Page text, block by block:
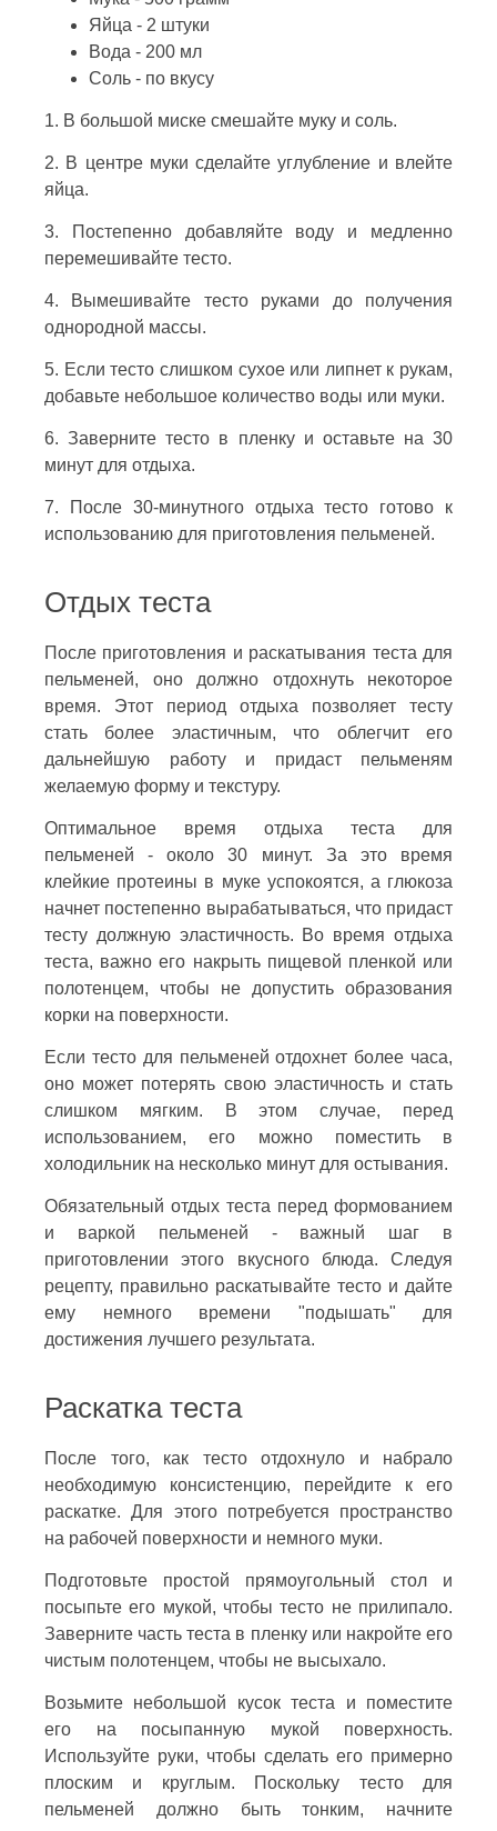
Яйца - 2 штуки
Вода - 200 мл
Соль - по вкусу
1. В большой миске смешайте муку и соль.
2. В центре муки сделайте углубление и влейте
яйца.
3. Постепенно добавляйте воду и медленно
перемешивайте тесто.
4. Вымешивайте тесто руками до получения
однородной массы.
5. Если тесто слишком сухое или липнет к рукам,
добавьте небольшое количество воды или муки.
6. Заверните тесто в пленку и оставьте на 30
минут для отдыха.
7. После 30-минутного отдыха тесто готово к
использованию для приготовления пельменей.
Отдых теста
После приготовления и раскатывания теста для
пельменей, оно должно отдохнуть некоторое
время. Этот период отдыха позволяет тесту
стать более эластичным, что облегчит его
дальнейшую работу и придаст пельменям
желаемую форму и текстуру.
Оптимальное время отдыха теста для
пельменей - около 30 минут. За это время
клейкие протеины в муке успокоятся, а глюкоза
начнет постепенно вырабатываться, что придаст
тесту должную эластичность. Во время отдыха
теста, важно его накрыть пищевой пленкой или
полотенцем, чтобы не допустить образования
корки на поверхности.
Если тесто для пельменей отдохнет более часа,
оно может потерять свою эластичность и стать
слишком мягким. В этом случае, перед
использованием, его можно поместить в
холодильник на несколько минут для остывания.
Обязательный отдых теста перед формованием
и варкой пельменей - важный шаг в
приготовлении этого вкусного блюда. Следуя
рецепту, правильно раскатывайте тесто и дайте
ему немного времени "подышать" для
достижения лучшего результата.
Раскатка теста
После того, как тесто отдохнуло и набрало
необходимую консистенцию, перейдите к его
раскатке. Для этого потребуется пространство
на рабочей поверхности и немного муки.
Подготовьте простой прямоугольный стол и
посыпьте его мукой, чтобы тесто не прилипало.
Заверните часть теста в пленку или накройте его
чистым полотенцем, чтобы не высыхало.
Возьмите небольшой кусок теста и поместите
его на посыпанную мукой поверхность.
Используйте руки, чтобы сделать его примерно
плоским и круглым. Поскольку тесто для
пельменей должно быть тонким, начните